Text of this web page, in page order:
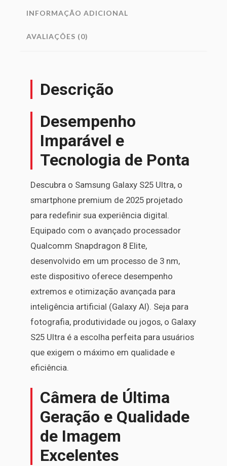
INFORMAÇÃO ADICIONAL
AVALIAÇÕES (0)
Descrição
Desempenho
Imparável e
Tecnologia de Ponta
Descubra o Samsung Galaxy S25 Ultra, o
smartphone premium de 2025 projetado
para redefinir sua experiência digital.
Equipado com o avançado processador
Qualcomm Snapdragon 8 Elite,
desenvolvido em um processo de 3 nm,
este dispositivo oferece desempenho
extremos e otimização avançada para
inteligência artificial (Galaxy AI). Seja para
fotografia, produtividade ou jogos, o Galaxy
S25 Ultra é a escolha perfeita para usuários
que exigem o máximo em qualidade e
eficiência.
Câmera de Última
Geração e Qualidade
de Imagem
Excelentes